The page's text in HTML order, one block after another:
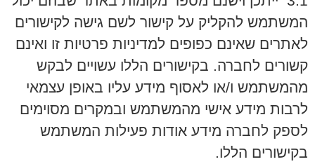
המשתמש להקליק על קישור לשם גישה לקישורים
לאתרים שאינם כפופים למדיניות פרטיות זו ואינם
קשורים לחברה. בקישורים הללו עשויים לבקש
מהמשתמש ו/או לאסוף מידע עליו באופן עצמאי
לרבות מידע אישי מהמשתמש ובמקרים מסוימים
לספק לחברה מידע אודות פעילות המשתמש
בקישורים הללו.